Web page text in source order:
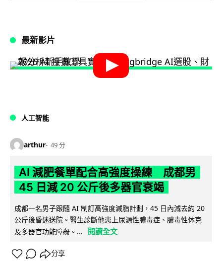
最新影片
人工智能
arthur 49 分
AI 減肥餐單配合高強度操練 成都男
45 日減 20 公斤後多器官衰竭
成都一名男子跟隨 AI 制訂高強度減脂計劃，45 日內減去約 20
公斤後昏迷送院。醫生診斷他患上尿源性膿毒症、膿毒性休克
及多器官功能障礙。...
閱讀全文
分享